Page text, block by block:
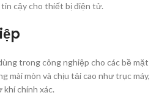
cậy cho thiết bị điện tử.
trong công nghiệp cho các bề mặt
mài mòn và chịu tải cao như trục máy,
khí chính xác.